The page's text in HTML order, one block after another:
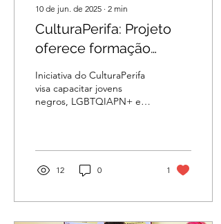
10 de jun. de 2025 ∙ 2 min
CulturaPerifa: Projeto
oferece formação
gratuita em rádio
comunitária para jovens
da Zona Norte do
Iniciativa do CulturaPerifa
visa capacitar jovens
negros, LGBTQIAPN+ e
comunicação comunitária e
cultura periférica.
12 0 1